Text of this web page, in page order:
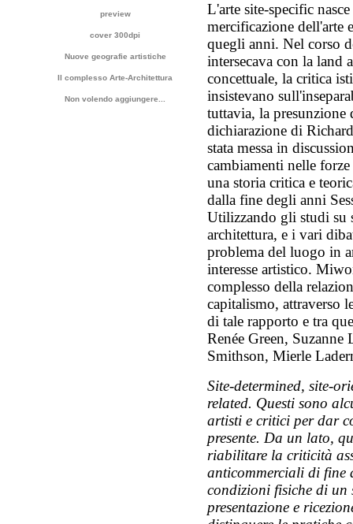
preview
cover 300dpi
Nuove geografie artistiche
Il complesso Arte-Architettura
Non volendo aggiungere...
L'arte site-specific
mercificazione dell'arte
quegli anni. Nel corso
intersecava con la land
concettuale, la critica
insistevano
tuttavia, la
dichiarazione di
stata messa in
cambiamenti nelle
una storia critica e
dalla fine degli anni
Utilizzando gli studi su
architettura, e i vari
problema del luogo in
interesse artistico.
complesso della
capitalismo, attraverso
di tale rapporto e tra
Renée Green,
Smithson, Mierle
Site-determined, site-
related. Questi sono
artisti e critici per dar
presente. Da un lato,
riabilitare la criticità
anticommerciali di fine
condizioni fisiche di
presentazione e